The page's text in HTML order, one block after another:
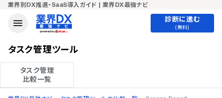
業界別DX推進・SaaS導入ガイド | 業界DX最強ナビ
診断に進む
(無料)
タスク管理ツール
タスク管理
比較一覧